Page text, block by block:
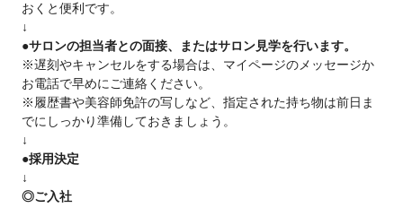
おくと便利です。
↓
●サロンの担当者との面接、またはサロン見学を行います。
※遅刻やキャンセルをする場合は、マイページのメッセージか
お電話で早めにご連絡ください。
※履歴書や美容師免許の写しなど、指定された持ち物は前日ま
でにしっかり準備しておきましょう。
↓
●採用決定
↓
◎ご入社